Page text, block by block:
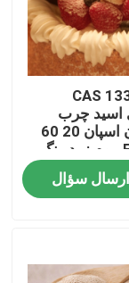
CAS
اسید چرب
سوربیتان اسپان 20 60
ارسال سؤال